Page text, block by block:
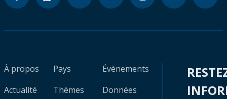
À propos
Actualité
Pays
Thèmes
Évènements
Données